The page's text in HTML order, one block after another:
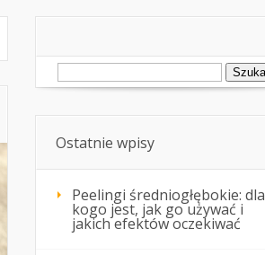
Szukaj:
Ostatnie wpisy
Peelingi średniogłębokie: dla
kogo jest, jak go używać i
jakich efektów oczekiwać